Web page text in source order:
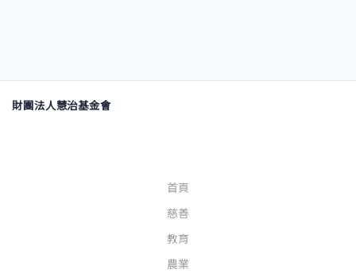
財團法人慧治基金會
首頁
慈善
教育
農業